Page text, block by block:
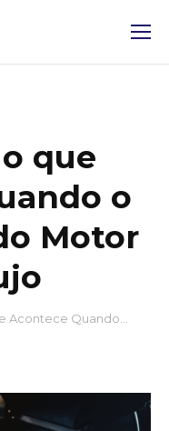
que
o
Motor
Acontece Quando…